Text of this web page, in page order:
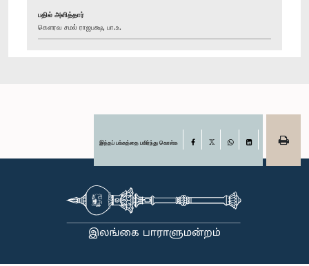
பதில் அளித்தார்
கௌரவ சமல் ராஜபக்ஷ, பா.உ.
இந்தப் பக்கத்தை பகிர்ந்து கொள்க Facebook